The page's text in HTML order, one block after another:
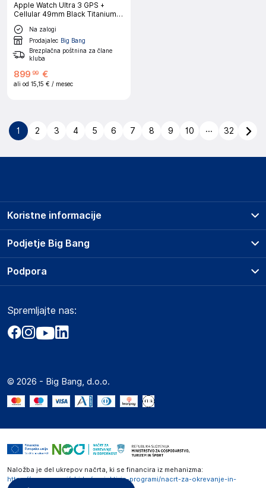
Apple Watch Ultra 3 GPS +
Cellular 49mm Black Titanium
Case with Black Ocean Band
Na zalogi
Prodajalec Big Bang
Brezplačna poštnina za člane
kluba
899 99 €
ali od 15,15 € / mesec
1 2 3 4 5 6 7 8 9 10 ... 32
Podjetje Big Bang
O podjetju
Obvestila za javnost
Akt o digitalnih storitvah
Marketplace za partnerje
Novosti
Koristne informacije
Prodajna mesta
Storitve
Dostava, vnos in odvoz
Načini plačila
Zavarovanje izdelkov
Podpora
Marketplace
Kako oddati naročilo?
Spremljajte nas:
© 2026 - Big Bang, d.o.o.
Naložba je del ukrepov načrta, ki se financira iz mehanizma:
https://www.gov.si/zbirke/projekti-in-programi/nacrt-za-okrevanje-in-